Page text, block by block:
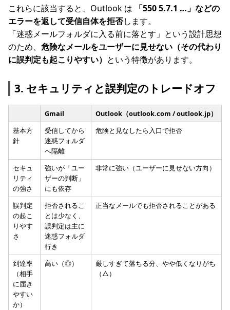
これらに該当すると、Outlook は
「550 5.7.1 …」などの
エラーを返して受信自体を拒否します。
「迷惑メールフォルダに入る前に落とす」という設計思想
のため、 危険なメールをユーザーに見せない（その代わり
に誤判定も起こりやすい） という特徴があります。
3. セキュリティと誤判定のトレードオフ
Gmail
Outlook（outlook.com / outlook.jp）
基本方
針
受信してから
迷惑フォルダ
へ隔離
危険と見なしたら入口で拒否
セキュ
リティ
の強さ
強いが「ユー
ザーの判断」
にも依存
非常に強い（ユーザーに見せない方向）
誤判定
の起こ
りやす
さ
拒否されるこ
とは少なく、
誤判定は主に
迷惑フォルダ
行き
正当なメールでも拒否されることがある
到達率
（相手
に届き
やすい
か）
高い（◎）
厳しすぎて落ちる分、やや低くなりがち
（△）